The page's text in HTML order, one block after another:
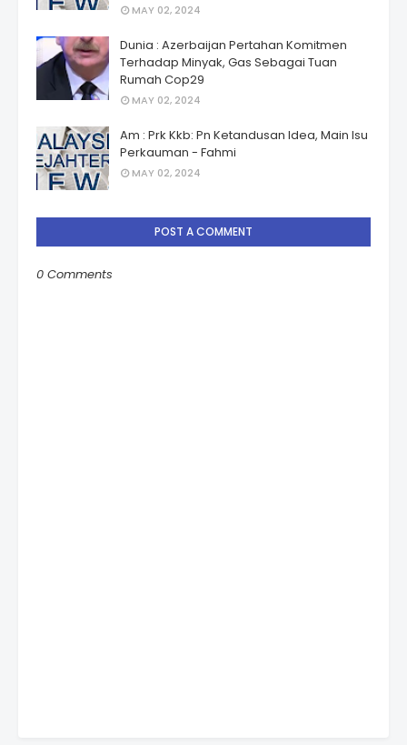
MAY 02, 2024
Dunia : Azerbaijan Pertahan Komitmen
Terhadap Minyak, Gas Sebagai Tuan
Rumah Cop29
MAY 02, 2024
Am : Prk Kkb: Pn Ketandusan Idea, Main Isu
Perkauman - Fahmi
MAY 02, 2024
POST A COMMENT
0 Comments